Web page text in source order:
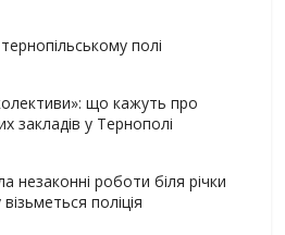
полі
що кажуть про
закладів у Тернополі
незаконні роботи біля річки
поліція